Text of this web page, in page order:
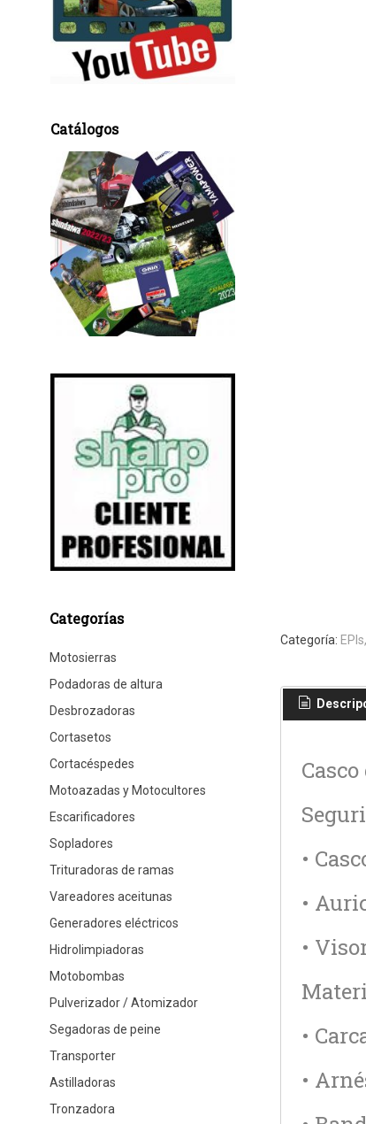
Catálogos
Categorías
Motosierras
Podadoras de altura
Desbrozadoras
Cortasetos
Cortacéspedes
Motoazadas y Motocultores
Escarificadores
Sopladores
Trituradoras de ramas
Vareadores aceitunas
Generadores eléctricos
Hidrolimpiadoras
Motobombas
Pulverizador / Atomizador
Segadoras de peine
Transporter
Astilladoras
Tronzadora
Categoría:
•
•
•
•
•